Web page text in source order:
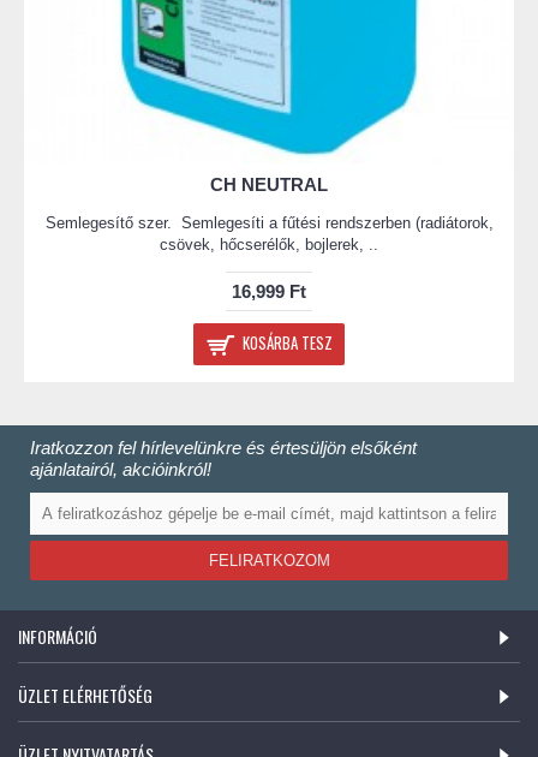
CH NEUTRAL
Semlegesítő szer. Semlegesíti a fűtési rendszerben (radiátorok,
csövek, hőcserélők, bojlerek, ..
16,999 Ft
KOSÁRBA TESZ
Iratkozzon fel hírlevelünkre és értesüljön elsőként
ajánlatairól, akcióinkról!
FELIRATKOZOM
INFORMÁCIÓ
ÜZLET ELÉRHETŐSÉG